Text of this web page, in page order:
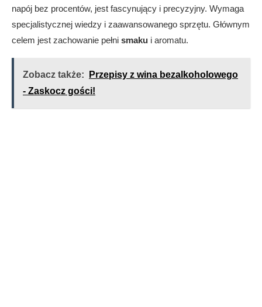
napój bez procentów, jest fascynujący i precyzyjny. Wymaga
specjalistycznej wiedzy i zaawansowanego sprzętu. Głównym
celem jest zachowanie pełni smaku i aromatu.
Zobacz także:
Przepisy z wina bezalkoholowego
- Zaskocz gości!